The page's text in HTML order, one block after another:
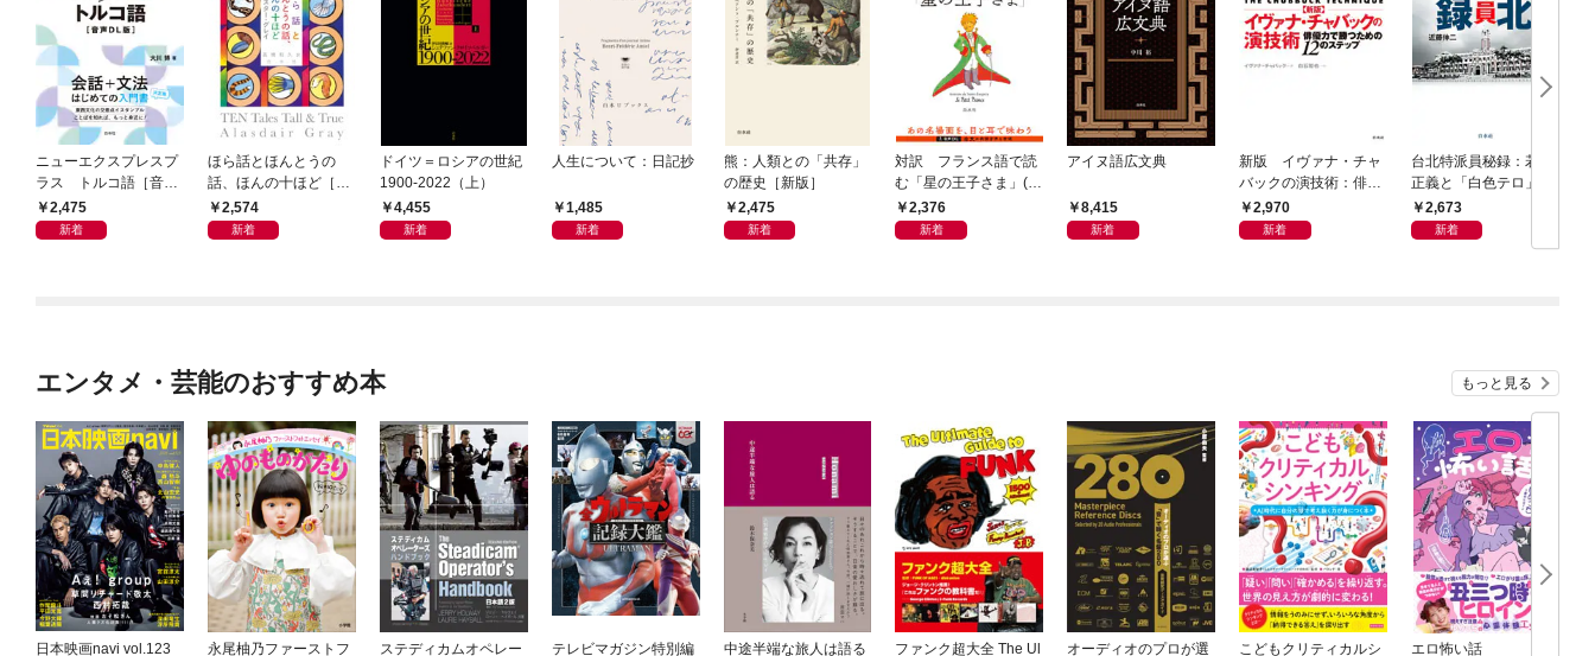
ニューエクスプレスプ
ラス トルコ語［音声
DL版］
2,475
新着
ほら話とほんとうの
話、ほんの十ほど［新
装版］
2,574
新着
ドイツ＝ロシアの世紀
1900-2022（上）
4,455
新着
人生について：日記抄
1,485
新着
熊：人類との「共存」
の歴史［新版］
2,475
新着
対訳 フランス語で読
む「星の王子さま」(音
声DL付)
2,376
新着
アイヌ語広文典
8,415
新着
新版 イヴァナ・チャ
バックの演技術：俳優
力で勝つための12のス
テップ
2,970
新着
台北特派員秘録：若菜
正義と「白色テロ」の
時代2,673
新着
エンタメ・芸能のおすすめ本 もっと見る
日本映画navi vol.123
永尾柚乃ファーストフ
ステディカムオペレー
テレビマガジン特別編
中途半端な旅人は語る
ファンク超大全 The Ul
オーディオのプロが選
こどもクリティカルシ
エロ怖い話